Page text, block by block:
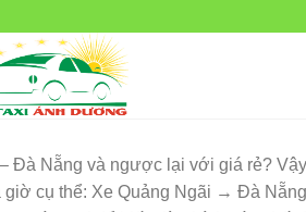
Đà Nẵng và ngược lại với giá rẻ?
cụ thể: Xe Quảng Ngãi → Đà